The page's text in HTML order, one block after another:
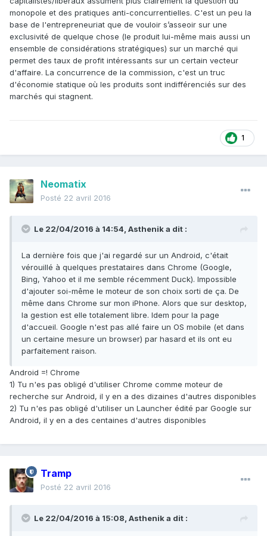
monopole et des pratiques anti-concurrentielles. C'est un peu la
base de l'entrepreneuriat que de vouloir s’asseoir sur une
exclusivité de quelque chose (le produit lui-même mais aussi un
ensemble de considérations stratégiques) sur un marché qui
permet des taux de profit intéressants sur un certain vecteur
d'affaire. La concurrence de la commission, c'est un truc
d'économie statique où les produits sont indifférenciés sur des
marchés qui stagnent.
1
Neomatix
Posté 22 avril 2016
Le 22/04/2016 à 14:54, Asthenik a dit :
La dernière fois que j'ai regardé sur un Android, c'était
vérouillé à quelques prestataires dans Chrome (Google,
Bing, Yahoo et il me semble récemment Duck). Impossible
d'ajouter soi-même le moteur de son choix sorti de ça. De
même dans Chrome sur mon iPhone. Alors que sur desktop,
la gestion est elle totalement libre. Idem pour la page
d'accueil. Google n'est pas allé faire un OS mobile (et dans
un certaine mesure un browser) par hasard et ils ont eu
parfaitement raison.
Android =! Chrome
1) Tu n'es pas obligé d'utiliser Chrome comme moteur de
recherche sur Android, il y en a des dizaines d'autres disponibles
2) Tu n'es pas obligé d'utiliser un Launcher édité par Google sur
Android, il y en a des centaines d'autres disponibles
Tramp
Posté 22 avril 2016
Le 22/04/2016 à 15:08, Asthenik a dit :